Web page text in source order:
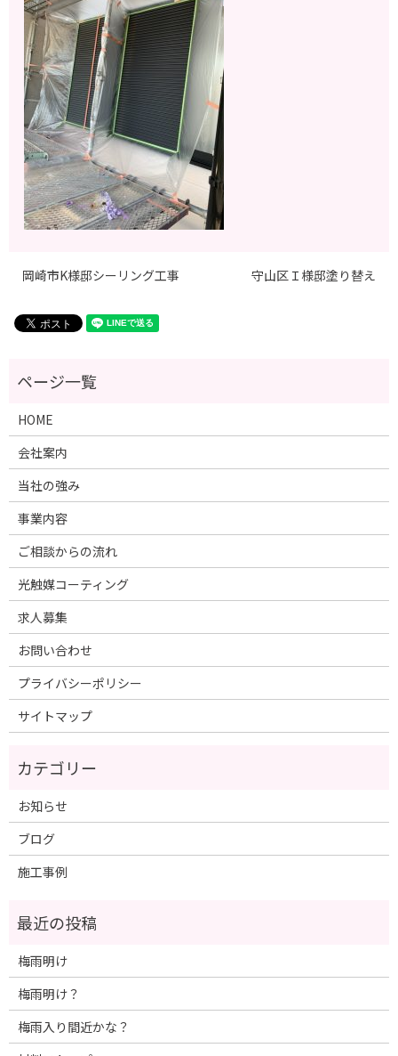
岡崎市K様邸シーリング工事 守山区Ｉ様邸塗り替え
HOME
会社案内
当社の強み
事業内容
ご相談からの流れ
光触媒コーティング
求人募集
お問い合わせ
プライバシーポリシー
サイトマップ
お知らせ
ブログ
施工事例
梅雨明け
梅雨明け？
梅雨入り間近かな？